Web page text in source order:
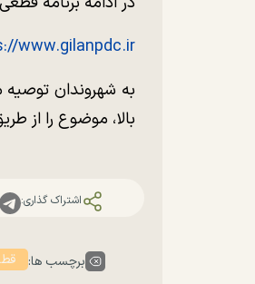
www.gilanpdc.ir/
به شهروندان
بالا، موضوع را از طریق سامانه ۱۲۱ به اپراتور گزارش
اشتراک گذاری:
برچسب ها: